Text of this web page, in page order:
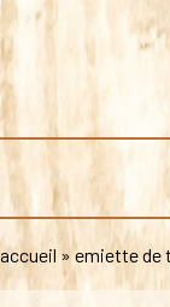
accueil »emiette de